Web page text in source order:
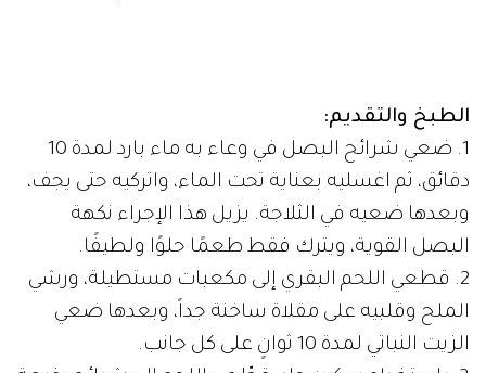
الطبخ والتقديم:
1. ضعي شرائح البصل في وعاء به ماء بارد لمدة 10
دقائق، ثم اغسليه بعناية تحت الماء، واتركيه حتى يجف،
وبعدها ضعيه في الثلاجة. يزيل هذا الإجراء نكهة
البصل القوية، ويترك فقط طعمًا حلوًا ولطيفًا.
2. قطعي اللحم البقري إلى مكعبات مستطيلة، ورشي
الملح وقلبيه على مقلاة ساخنة جداً، وبعدها ضعي
الزيت النباتي لمدة 10 ثوانٍ على كل جانب.